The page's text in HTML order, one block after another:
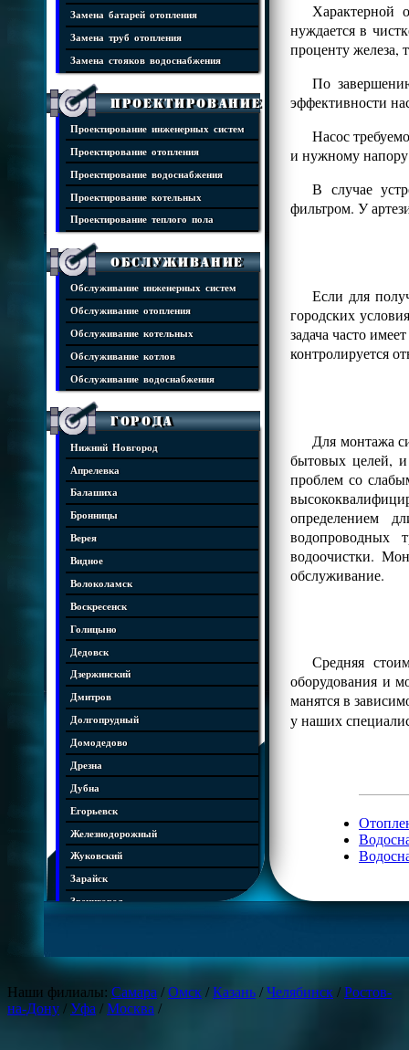
Замена батарей отопления
Замена труб отопления
Замена стояков водоснабжения
Проектирование
Проектирование инженерных систем
Проектирование отопления
Проектирование водоснабжения
Проектирование котельных
Проектирование теплого пола
Обслуживание
Обслуживание инженерных систем
Обслуживание отопления
Обслуживание котельных
Обслуживание котлов
Обслуживание водоснабжения
Города
Нижний Новгород
Апрелевка
Балашиха
Бронницы
Верея
Видное
Волоколамск
Воскресенск
Голицыно
Дедовск
Дзержинский
Дмитров
Долгопрудный
Домодедово
Дрезна
Дубна
Егорьевск
Железнодорожный
Жуковский
Зарайск
Звенигород
Кашира
Климовск
Клин
Характерной
нуждается в
проценту железа,
По
эффективности
Насос
и нужному напору
В случае
фильтром. У
Если для
городских
задача часто
контролируется
Для монтажа
бытовых целей, и
проблем со
определением
водопроводных
водоочистки.
обслуживание.
Средняя
оборудования и
манятся в
у наших
Наши филиалы: Самара / Омск /Казань /Челябинск / Ростов-
на-Дону / Уфа / Москва /